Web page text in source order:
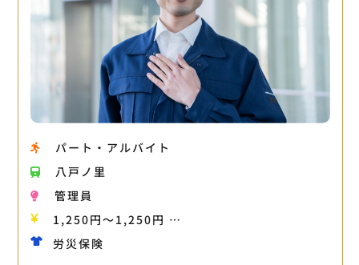
パート・アルバイト
八戸ノ里
管理員
1,250円〜1,250円 …
労災保険